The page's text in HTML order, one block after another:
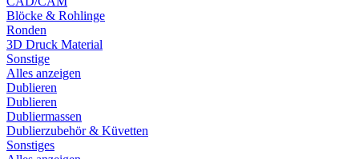
Blöcke & Rohlinge
Ronden
3D Druck Material
Sonstige
Alles anzeigen
Dublieren
Dublieren
Dubliermassen
Dublierzubehör & Küvetten
Sonstiges